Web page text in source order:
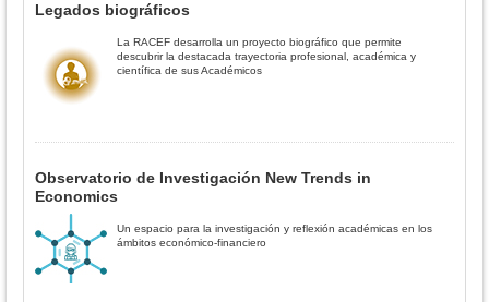
Legados biográficos
La RACEF desarrolla un proyecto biográfico que permite
descubrir la destacada trayectoria profesional, académica y
científica de sus Académicos
Observatorio de Investigación New Trends in
Economics
Un espacio para la investigación y reflexión académicas en los
ámbitos económico-financiero